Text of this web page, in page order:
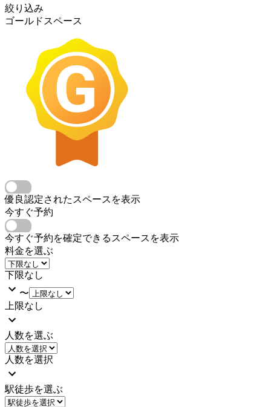
絞り込み
ゴールドスペース
優良認定されたスペースを表示
今すぐ予約
今すぐ予約を確定できるスペースを表示
料金を選ぶ
下限なし
〜
上限なし
人数を選ぶ
人数を選択
駅徒歩を選ぶ